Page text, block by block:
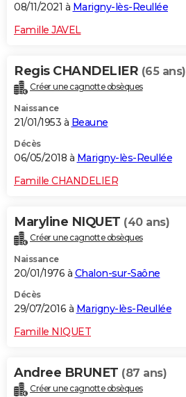
08/11/2021 à Marigny-lès-Reullée
Famille JAVEL
Regis CHANDELIER (65 ans)
Créer une cagnotte obsèques
Naissance
21/01/1953 à Beaune
Décès
06/05/2018 à Marigny-lès-Reullée
Famille CHANDELIER
Maryline NIQUET (40 ans)
Créer une cagnotte obsèques
Naissance
20/01/1976 à Chalon-sur-Saône
Décès
29/07/2016 à Marigny-lès-Reullée
Famille NIQUET
Andree BRUNET (87 ans)
Créer une cagnotte obsèques